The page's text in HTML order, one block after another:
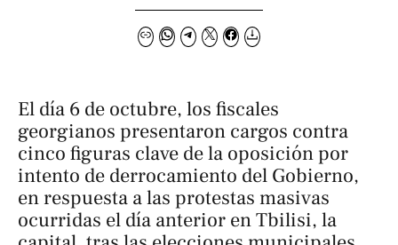
El día 6 de octubre, los fiscales
georgianos presentaron cargos contra
cinco figuras clave de la oposición por
intento de derrocamiento del Gobierno,
en respuesta a las protestas masivas
ocurridas el día anterior en Tbilisi, la